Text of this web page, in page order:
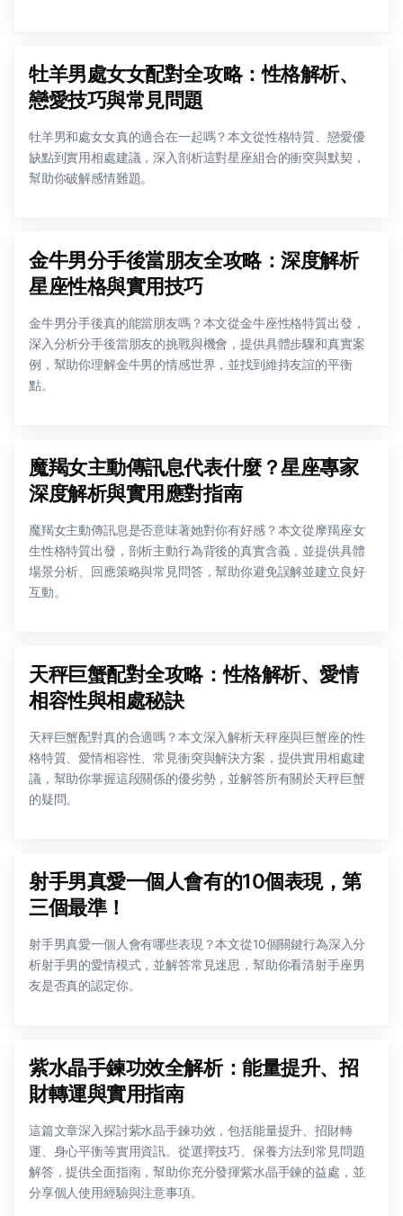
牡羊男處女女配對全攻略：性格解析、
戀愛技巧與常見問題
牡羊男和處女女真的適合在一起嗎？本文從性格特質、戀愛優
缺點到實用相處建議，深入剖析這對星座組合的衝突與默契，
幫助你破解感情難題。
金牛男分手後當朋友全攻略：深度解析
星座性格與實用技巧
金牛男分手後真的能當朋友嗎？本文從金牛座性格特質出發，
深入分析分手後當朋友的挑戰與機會，提供具體步驟和真實案
例，幫助你理解金牛男的情感世界，並找到維持友誼的平衡
點。
魔羯女主動傳訊息代表什麼？星座專家
深度解析與實用應對指南
魔羯女主動傳訊息是否意味著她對你有好感？本文從摩羯座女
生性格特質出發，剖析主動行為背後的真實含義，並提供具體
場景分析、回應策略與常見問答，幫助你避免誤解並建立良好
互動。
天秤巨蟹配對全攻略：性格解析、愛情
相容性與相處秘訣
天秤巨蟹配對真的合適嗎？本文深入解析天秤座與巨蟹座的性
格特質、愛情相容性、常見衝突與解決方案，提供實用相處建
議，幫助你掌握這段關係的優劣勢，並解答所有關於天秤巨蟹
的疑問。
射手男真愛一個人會有的10個表現，第
三個最準！
射手男真愛一個人會有哪些表現？本文從10個關鍵行為深入分
析射手男的愛情模式，並解答常見迷思，幫助你看清射手座男
友是否真的認定你。
紫水晶手鍊功效全解析：能量提升、招
財轉運與實用指南
這篇文章深入探討紫水晶手鍊功效，包括能量提升、招財轉
運、身心平衡等實用資訊。從選擇技巧、保養方法到常見問題
解答，提供全面指南，幫助你充分發揮紫水晶手鍊的益處，並
分享個人使用經驗與注意事項。